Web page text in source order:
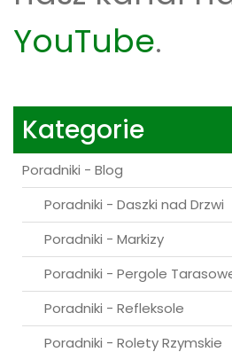
Kategorie
Poradniki - Daszki nad Drzwi
Poradniki - Markizy
Poradniki - Pergole Tarasowe
Poradniki - Refleksole
Poradniki - Rolety Rzymskie
Poradniki - Rolety Zewnętrzne
Poradniki - Veranda System